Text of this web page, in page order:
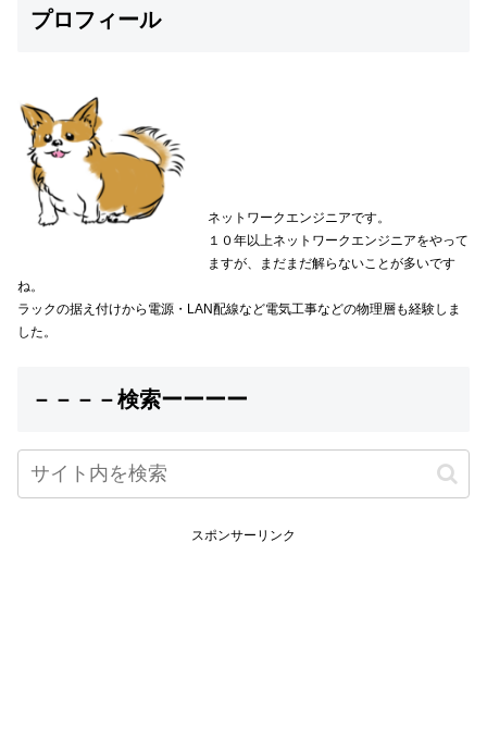
プロフィール
ネットワークエンジニアです。
１０年以上ネットワークエンジニアをやって
ますが、まだまだ解らないことが多いです
ね。
ラックの据え付けから電源・LAN配線など電気工事などの物理層も経験しま
した。
－－－－検索ーーーー
スポンサーリンク